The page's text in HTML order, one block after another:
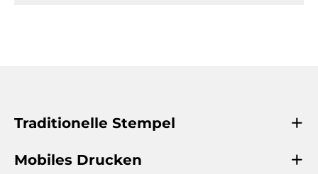
Traditionelle Stempel
Mobiles Drucken